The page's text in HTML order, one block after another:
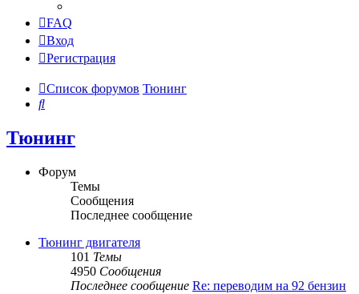
FAQ
Вход
Регистрация
Список форумов Тюнинг
Поиск
Тюнинг
Форум
Темы
Сообщения
Последнее сообщение
Тюнинг двигателя
101 Темы
4950 Сообщения
Последнее сообщение Re: переводим на 92 бензин